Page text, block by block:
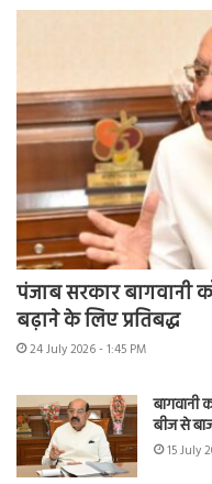
पंजाब सरकार बागवानी
बढ़ाने के लिए प्रतिबद्ध
24 July 2026 - 1:45 PM
बागवानी
बीज से
15 July